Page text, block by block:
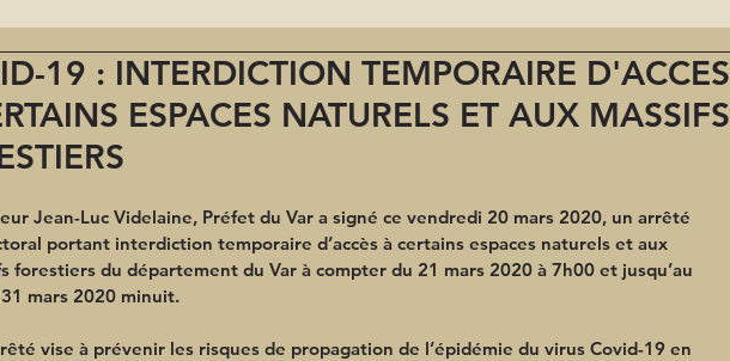
19 : INTERDICTION TEMPORAIRE D'ACCES
ESPACES NATURELS ET AUX MASSIFS
Jean-Luc Videlaine, Préfet du Var a signé ce vendredi 20 mars 2020, un arrêté
portant interdiction temporaire d’accès à certains espaces naturels et aux
forestiers du département du Var à compter du 21 mars 2020 à 7h00 et jusqu’au
mars 2020 minuit.
vise à prévenir les risques de propagation de l’épidémie du virus Covid-19 en